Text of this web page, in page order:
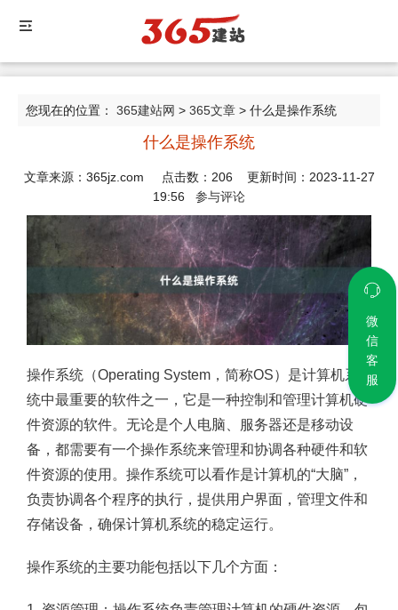
您现在的位置： 365建站网 > 365文章 > 什么是操作系统
什么是操作系统
文章来源：365jz.com 点击数： 206 更新时间：2023-11-27
19:56 参与评论
操作系统（Operating System，简称OS）是计算机系
统中最重要的软件之一，它是一种控制和管理计算机硬
件资源的软件。无论是个人电脑、服务器还是移动设
备，都需要有一个操作系统来管理和协调各种硬件和软
件资源的使用。操作系统可以看作是计算机的“大脑”，
负责协调各个程序的执行，提供用户界面，管理文件和
存储设备，确保计算机系统的稳定运行。
操作系统的主要功能包括以下几个方面：
微
信
客
服